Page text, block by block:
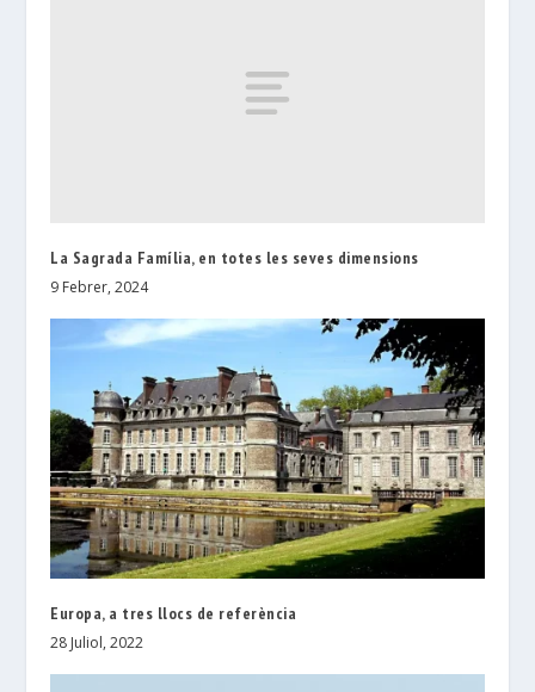
La Sagrada Família, en totes les seves dimensions
9 Febrer, 2024
Europa, a tres llocs de referència
28 Juliol, 2022